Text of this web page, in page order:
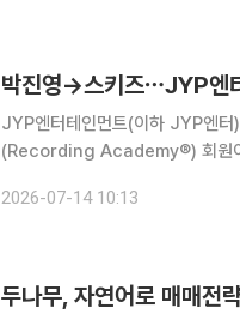
박진영→스키즈⋯JYP엔
JYP엔터테인먼트(이하 JYP엔터
(Recording Academy®) 회원이 됐다. 14일 JYP엔터에 따르면 박진영(J.Y.
진, 한, 필릭스, 승민, 아이엔)까지
2026-07-14 10:13
두나무, 자연어로 매매전